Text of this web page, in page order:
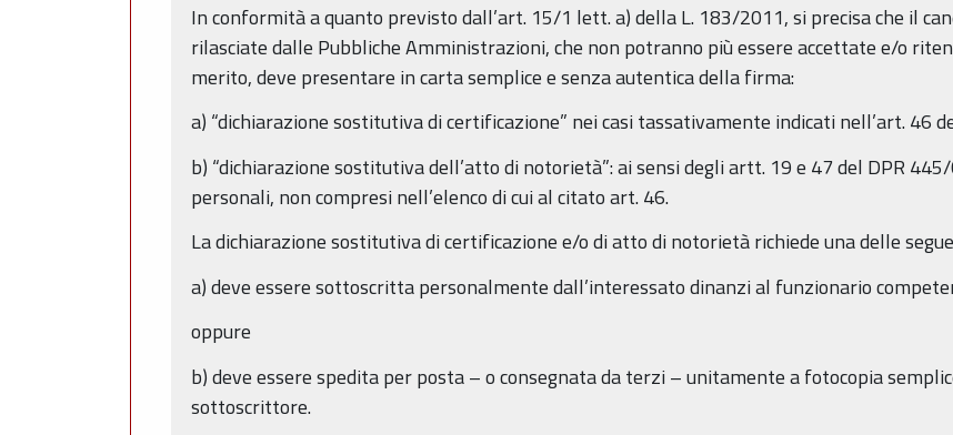
In conformità a quanto previsto dall’art. 15/1 lett. a) della L. 183/2011, si precisa che il
rilasciate dalle Pubbliche Amministrazioni, che non potranno più essere accettate e/o
merito, deve presentare in carta semplice e senza autentica della firma:
a) “dichiarazione sostitutiva di certificazione” nei casi tassativamente indicati nell’art. 46
b) “dichiarazione sostitutiva dell’atto di notorietà”: ai sensi degli artt. 19 e 47 del DPR
personali, non compresi nell’elenco di cui al citato art. 46.
La dichiarazione sostitutiva di certificazione e/o di atto di notorietà richiede una delle
a) deve essere sottoscritta personalmente dall’interessato dinanzi al funzionario
oppure
b) deve essere spedita per posta – o consegnata da terzi – unitamente a fotocopia
sottoscrittore.